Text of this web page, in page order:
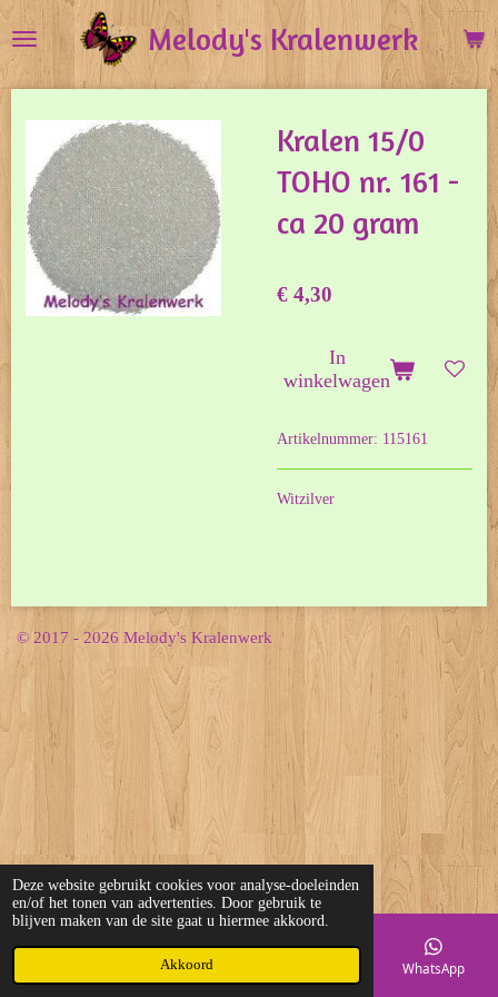
Deze website gebruikt cookies voor analyse-doeleinden
en/of het tonen van advertenties. Door gebruik te
blijven maken van de site gaat u hiermee akkoord.
Akkoord
direct
naar
hoofdinhoud
Melody's Kralenwerk
Kralen 15/0
TOHO nr. 161 -
ca 20 gram
€ 4,30
In
winkelwagen
Artikelnummer: 115161
Witzilver
© 2017 - 2026 Melody's Kralenwerk
Telefoonnummer WhatsApp